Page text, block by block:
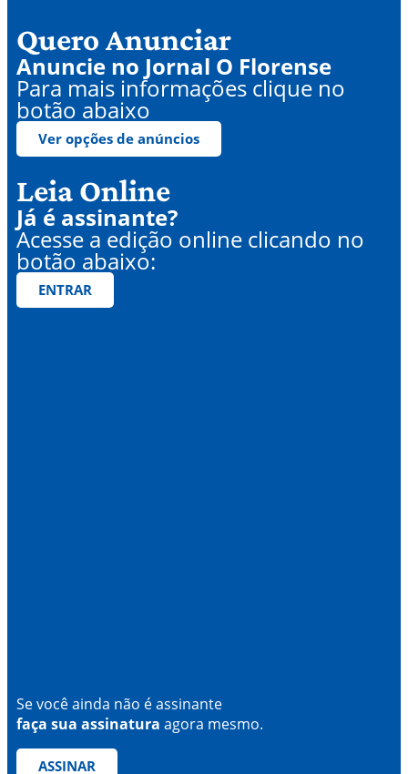
Quero Anunciar
Anuncie no Jornal O Florense
Para mais informações clique no
botão abaixo
Ver opções de anúncios
Leia Online
Já é assinante?
Acesse a edição online clicando no
botão abaixo:
ENTRAR
Se você ainda não é assinante
faça sua assinatura agora mesmo.
ASSINAR